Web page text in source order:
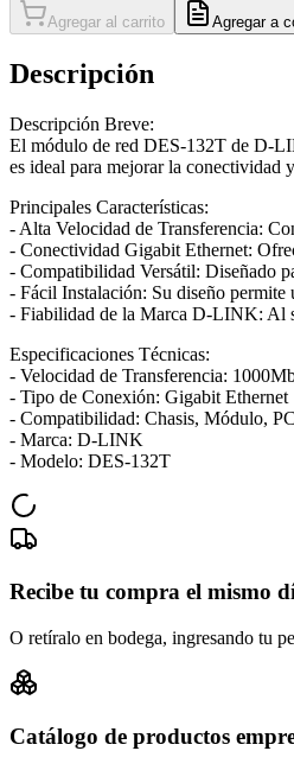
Agregar al carrito Agregar a
Descripción
Descripción Breve:
El módulo de red DES-132T de D-
es ideal para mejorar la conectividad
Principales Características:
- Alta Velocidad de Transferencia:
- Conectividad Gigabit Ethernet:
- Compatibilidad Versátil: Diseñado
- Fácil Instalación: Su diseño
- Fiabilidad de la Marca D-LINK: Al
Especificaciones Técnicas:
- Velocidad de Transferencia:
- Tipo de Conexión: Gigabit Ethernet
- Compatibilidad: Chasis, Módulo,
- Marca: D-LINK
- Modelo: DES-132T
Recibe tu compra el mismo
O retíralo en bodega, ingresando tu
Catálogo de productos